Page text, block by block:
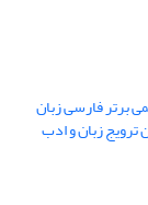
برتر فارسی زبان
ترویج زبان و ادب